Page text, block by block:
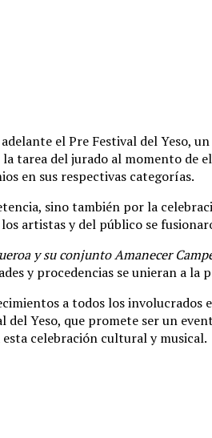
el Pre Festival del Yeso,
tarea del jurado al momento de
en sus respectivas categorías.
sino también por la
artistas y del público se
y su conjunto Amanecer
y procedencias se unieran a la
a todos los
Yeso, que promete ser un
celebración cultural y musical.